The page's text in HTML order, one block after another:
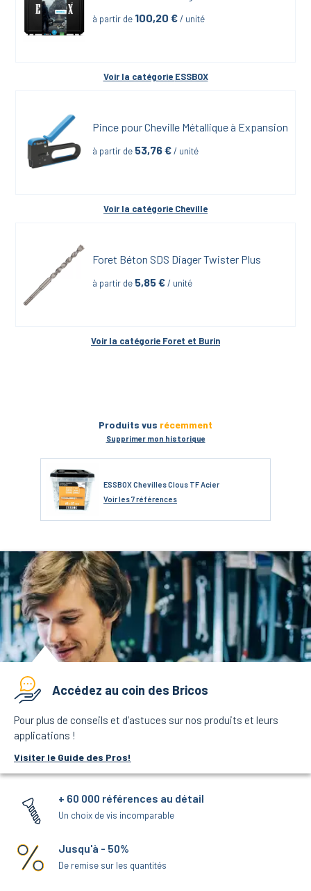
à partir de 100,20 € / unité
Voir la catégorie ESSBOX
Pince pour Cheville Métallique à Expansion
à partir de 53,76 € / unité
Voir la catégorie Cheville
Foret Béton SDS Diager Twister Plus
à partir de 5,85 € / unité
Voir la catégorie Foret et Burin
Produits vus récemment
Supprimer mon historique
ESSBOX Chevilles Clous TF Acier
Voirles 7 références
Accédez au coin des Bricos
Pour plus de conseils et d’astuces sur nos produits et leurs
applications !
Visiter le Guide des Pros!
+ 60 000 références au détail
Un choix de vis incomparable
Jusqu'à - 50%
De remise sur les quantités